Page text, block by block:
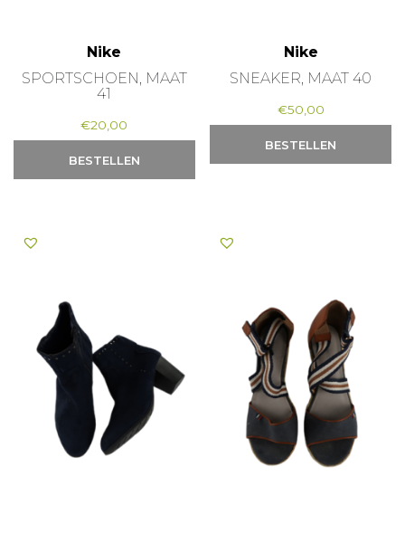
Nike
SPORTSCHOEN, MAAT
41
€20,00
BESTELLEN
Nike
SNEAKER, MAAT 40
€50,00
BESTELLEN